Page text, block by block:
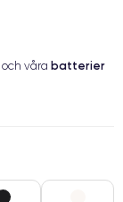
och våra batterier